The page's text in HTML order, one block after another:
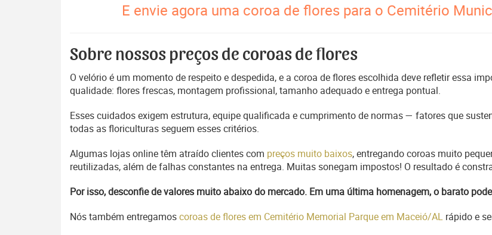
E envie agora uma coroa de flores para o Cemitério
Sobre nossos preços de coroas de flores
O velório é um momento de respeito e despedida, e a coroa de flores escolhida deve refletir essa
qualidade: flores frescas, montagem profissional, tamanho adequado e entrega pontual.
Esses cuidados exigem estrutura, equipe qualificada e cumprimento de normas — fatores que
todas as floriculturas seguem esses critérios.
Algumas lojas online têm atraído clientes com preços muito baixos, entregando coroas muito
reutilizadas, além de falhas constantes na entrega. Muitas sonegam impostos! O resultado é
Por isso, desconfie de valores muito abaixo do mercado. Em uma última homenagem, o barato
Nós também entregamoscoroas de flores em Cemitério Memorial Parque em Maceió/AL rápido e